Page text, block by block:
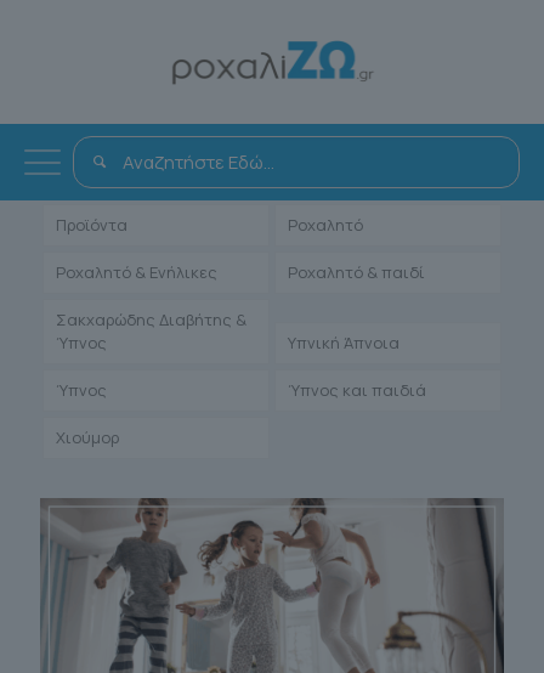
Αντιμετώπιση
Άρθρα Γιατρών Ενηλίκων
Μαρτυρίες Ιατρών
Προϊόντα Ροχαλητό
Ροχαλητό & Ενήλικες Ροχαλητό & παιδί
Σακχαρώδης Διαβήτης &
Ύπνος
Υπνική Άπνοια
Ύπνος Ύπνος και παιδιά
Χιούμορ